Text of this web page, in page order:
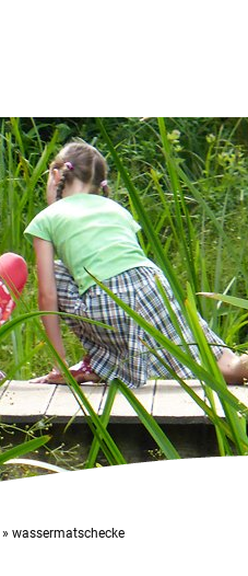
» wassermatschecke